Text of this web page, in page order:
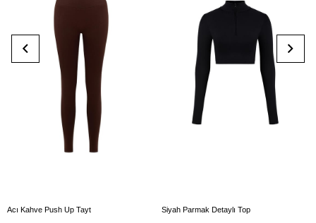
Acı Kahve Push Up Tayt Siyah Parmak Detaylı Top